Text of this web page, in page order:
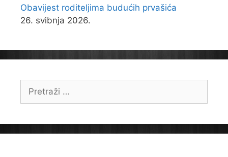
Obavijest roditeljima budućih prvašića
26. svibnja 2026.
Pretraži: